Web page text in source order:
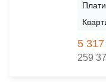
5
259